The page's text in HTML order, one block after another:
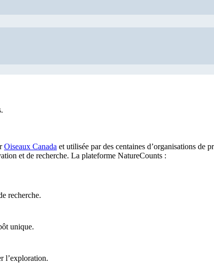
Oiseaux Canada et utilisée par des centaines d’organisations de
et de recherche. La plateforme NatureCounts :
recherche.
unique.
l’exploration.